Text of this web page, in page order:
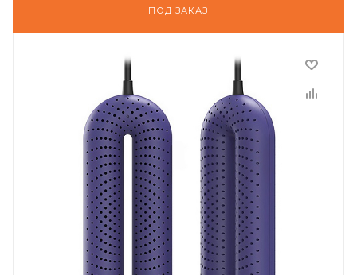
ПОД ЗАКАЗ